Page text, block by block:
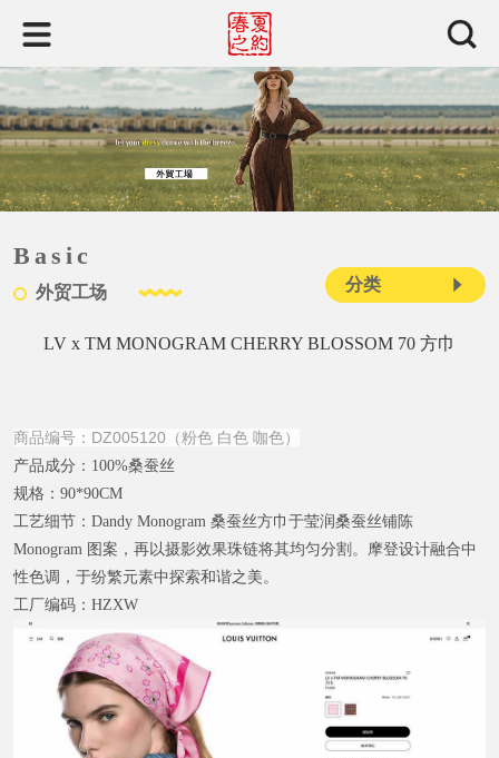
Basic
外贸工场 分类
LV x TM MONOGRAM CHERRY BLOSSOM 70 方巾
商品编号：DZ005120（粉色 白色 咖色）
产品成分： 100%桑蚕丝
规格： 90*90CM
工艺细节： Dandy Monogram 桑蚕丝方巾于莹润桑蚕丝铺陈
Monogram 图案，再以摄影效果珠链将其均匀分割。摩登设计融合中
性色调，于纷繁元素中探索和谐之美。
工厂编码： HZXW